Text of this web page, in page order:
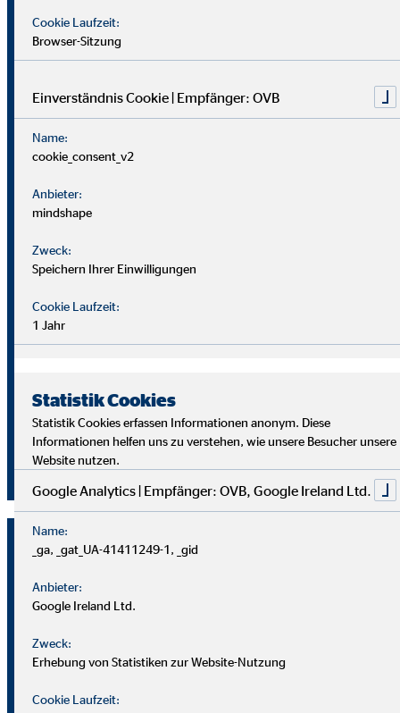
Sicherheit, Chancen und
echte Perspektiven
Für uns zählt nicht dein Lebenslauf, sondern wer du bist und
was du erreichen möchtest. Wichtiger sind deine
zwischenmenschlichen und persönlichen Stärken.
Du solltest offen, kontaktfreudig und freundlich auftreten
Kund*innen hineinzuversetzen.
Als Berater in brauchst du zudem eine gute Struktur, den
Überblick im Arbeitsalltag sowie analytische Fähigkeiten,
um die Ziele deiner Kundinnen richtig zu verstehen und
Starte auch du als OVB Finanzberater*in durch!
Jetzt klicken und bewerben!
Cookie Laufzeit:
Browser-Sitzung
Einverständnis Cookie | Empfänger: OVB
Name:
cookie_consent_v2
Anbieter:
mindshape
Zweck:
Speichern Ihrer Einwilligungen
Cookie Laufzeit:
1 Jahr
Statistik Cookies
Statistik Cookies erfassen Informationen anonym. Diese
Informationen helfen uns zu verstehen, wie unsere Besucher unsere
Website nutzen.
Google Analytics | Empfänger: OVB, Google Ireland Ltd.
Name:
_ga, _gat_UA-41411249-1, _gid
Anbieter:
Google Ireland Ltd.
Zweck:
Erhebung von Statistiken zur Website-Nutzung
Cookie Laufzeit: